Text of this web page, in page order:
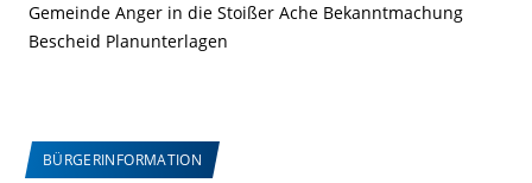
Gemeinde Anger in die Stoißer Ache Bekanntmachung
Bescheid Planunterlagen
BÜRGERINFORMATION